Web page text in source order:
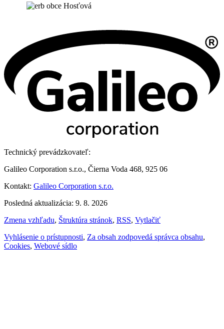
Technický prevádzkovateľ:
Galileo Corporation s.r.o., Čierna Voda 468, 925 06
Kontakt: Galileo Corporation s.r.o.
Posledná aktualizácia: 9. 8. 2026
Zmena vzhľadu, Štruktúra stránok, RSS, Vytlačiť
Vyhlásenie o prístupnosti, Za obsah zodpovedá správca obsahu,
Cookies, Webové sídlo